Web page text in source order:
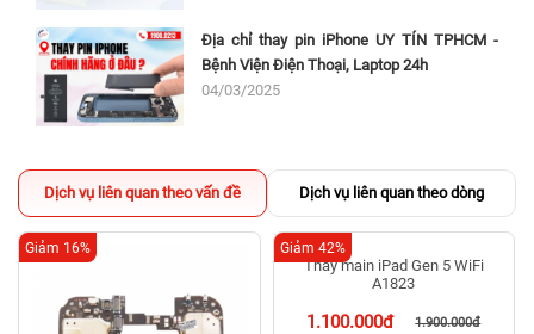
Địa chỉ thay pin iPhone UY TÍN TPHCM -
Bệnh Viện Điện Thoại, Laptop 24h
04/03/2025
Dịch vụ liên quan theo vấn đề Dịch vụ liên quan theo dòng
Giảm 16%
Thay main iPad Gen 5 WiFi
A1823
1.100.000đ 1.900.000đ
Giảm 42%